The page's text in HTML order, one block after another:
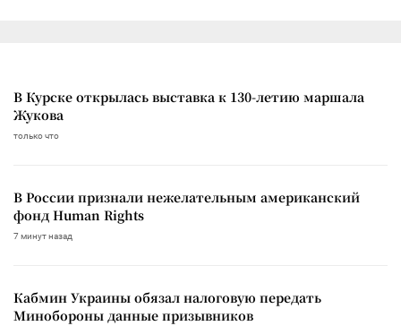
В Курске открылась выставка к 130-летию маршала
Жукова
только что
В России признали нежелательным американский
фонд Human Rights
7 минут назад
Кабмин Украины обязал налоговую передать
Минобороны данные призывников